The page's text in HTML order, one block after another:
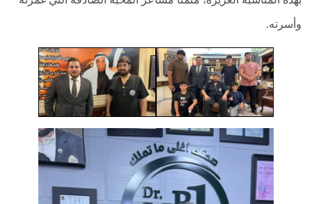
خالد
البقاعي
وأسرته.